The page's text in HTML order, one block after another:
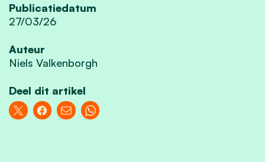
Publicatiedatum
27/03/26
Auteur
Niels Valkenborgh
Deel dit artikel